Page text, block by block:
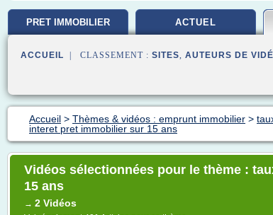
PRET IMMOBILIER ACTUEL
ACCUEIL | CLASSEMENT : SITES, AUTEURS DE
Accueil > Thèmes & vidéos : emprunt immobilier >
interet pret immobilier sur 15 ans
Vidéos sélectionnées pour le thème :
15 ans
→ 2 Vidéos